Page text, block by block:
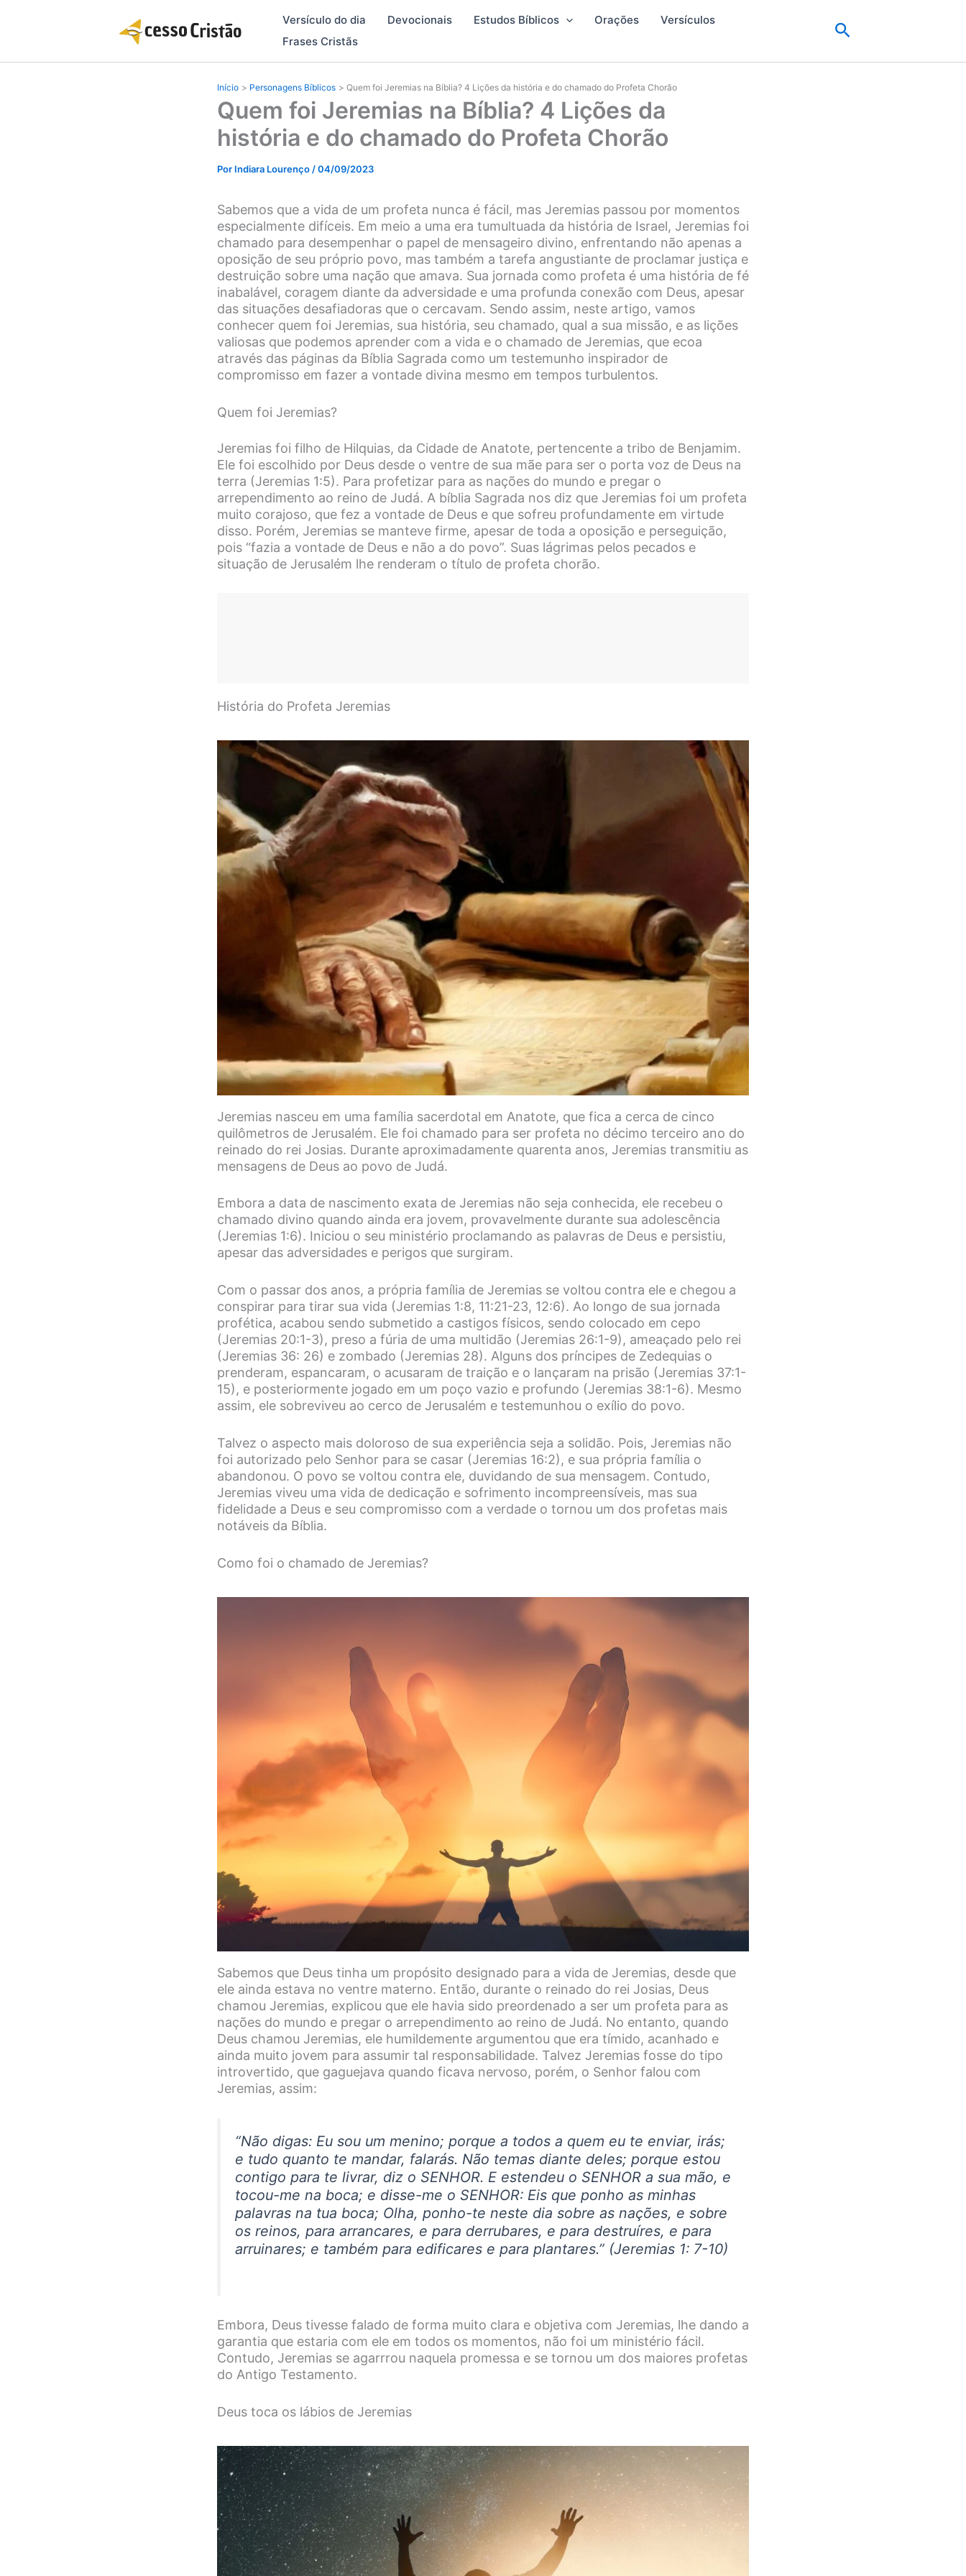
Versículo do dia Devocionais Estudos Bíblicos Orações
Versículos
Frases Cristãs
Pesquisar
Início Personagens Bíblicos Quem foi Jeremias na Bíblia? 4 Lições da história e do chamado do Profeta Chorão
Quem foi Jeremias na Bíblia? 4 Lições da
história e do chamado do Profeta Chorão
Por Indiara Lourenço/04/09/2023
Sabemos que a vida de um profeta nunca é fácil, mas Jeremias passou por momentos
especialmente difíceis. Em meio a uma era tumultuada da história de Israel, Jeremias foi
chamado para desempenhar o papel de mensageiro divino, enfrentando não apenas a
oposição de seu próprio povo, mas também a tarefa angustiante de proclamar justiça e
destruição sobre uma nação que amava. Sua jornada como profeta é uma história de fé
inabalável, coragem diante da adversidade e uma profunda conexão com Deus, apesar
das situações desafiadoras que o cercavam. Sendo assim, neste artigo, vamos
conhecer quem foi Jeremias, sua história, seu chamado, qual a sua missão, e as lições
valiosas que podemos aprender com a vida e o chamado de Jeremias, que ecoa
através das páginas da Bíblia Sagrada como um testemunho inspirador de
compromisso em fazer a vontade divina mesmo em tempos turbulentos.
Quem foi Jeremias?
Jeremias foi filho de Hilquias, da Cidade de Anatote, pertencente a tribo de Benjamim.
Ele foi escolhido por Deus desde o ventre de sua mãe para ser o porta voz de Deus na
terra (Jeremias 1:5). Para profetizar para as nações do mundo e pregar o
arrependimento ao reino de Judá. A bíblia Sagrada nos diz que Jeremias foi um profeta
muito corajoso, que fez a vontade de Deus e que sofreu profundamente em virtude
disso. Porém, Jeremias se manteve firme, apesar de toda a oposição e perseguição,
pois “fazia a vontade de Deus e não a do povo”. Suas lágrimas pelos pecados e
situação de Jerusalém lhe renderam o título de profeta chorão.
História do Profeta Jeremias
Jeremias nasceu em uma família sacerdotal em Anatote, que fica a cerca de cinco
quilômetros de Jerusalém. Ele foi chamado para ser profeta no décimo terceiro ano do
reinado do rei Josias. Durante aproximadamente quarenta anos, Jeremias transmitiu as
mensagens de Deus ao povo de Judá.
Embora a data de nascimento exata de Jeremias não seja conhecida, ele recebeu o
chamado divino quando ainda era jovem, provavelmente durante sua adolescência
(Jeremias 1:6). Iniciou o seu ministério proclamando as palavras de Deus e persistiu,
apesar das adversidades e perigos que surgiram.
Com o passar dos anos, a própria família de Jeremias se voltou contra ele e chegou a
conspirar para tirar sua vida (Jeremias 1:8, 11:21-23, 12:6). Ao longo de sua jornada
profética, acabou sendo submetido a castigos físicos, sendo colocado em cepo
(Jeremias 20:1-3), preso a fúria de uma multidão (Jeremias 26:1-9), ameaçado pelo rei
(Jeremias 36: 26) e zombado (Jeremias 28). Alguns dos príncipes de Zedequias o
prenderam, espancaram, o acusaram de traição e o lançaram na prisão (Jeremias 37:1-
15), e posteriormente jogado em um poço vazio e profundo (Jeremias 38:1-6). Mesmo
assim, ele sobreviveu ao cerco de Jerusalém e testemunhou o exílio do povo.
Talvez o aspecto mais doloroso de sua experiência seja a solidão. Pois, Jeremias não
foi autorizado pelo Senhor para se casar (Jeremias 16:2), e sua própria família o
abandonou. O povo se voltou contra ele, duvidando de sua mensagem. Contudo,
Jeremias viveu uma vida de dedicação e sofrimento incompreensíveis, mas sua
fidelidade a Deus e seu compromisso com a verdade o tornou um dos profetas mais
notáveis ​​da Bíblia.
Como foi o chamado de Jeremias?
Sabemos que Deus tinha um propósito designado para a vida de Jeremias, desde que
ele ainda estava no ventre materno. Então, durante o reinado do rei Josias, Deus
chamou Jeremias, explicou que ele havia sido preordenado a ser um profeta para as
nações do mundo e pregar o arrependimento ao reino de Judá. No entanto, quando
Deus chamou Jeremias, ele humildemente argumentou que era tímido, acanhado e
ainda muito jovem para assumir tal responsabilidade. Talvez Jeremias fosse do tipo
introvertido, que gaguejava quando ficava nervoso, porém, o Senhor falou com
Jeremias, assim:
“Não digas: Eu sou um menino; porque a todos a quem eu te enviar, irás;
e tudo quanto te mandar, falarás. Não temas diante deles; porque estou
contigo para te livrar, diz o SENHOR. E estendeu o SENHOR a sua mão, e
tocou-me na boca; e disse-me o SENHOR: Eis que ponho as minhas
palavras na tua boca; Olha, ponho-te neste dia sobre as nações, e sobre
os reinos, para arrancares, e para derrubares, e para destruíres, e para
arruinares; e também para edificares e para plantares.” (Jeremias 1: 7-10)
Embora, Deus tivesse falado de forma muito clara e objetiva com Jeremias, lhe dando a
garantia que estaria com ele em todos os momentos, não foi um ministério fácil.
Contudo, Jeremias se agarrrou naquela promessa e se tornou um dos maiores profetas
do Antigo Testamento.
Deus toca os lábios de Jeremias